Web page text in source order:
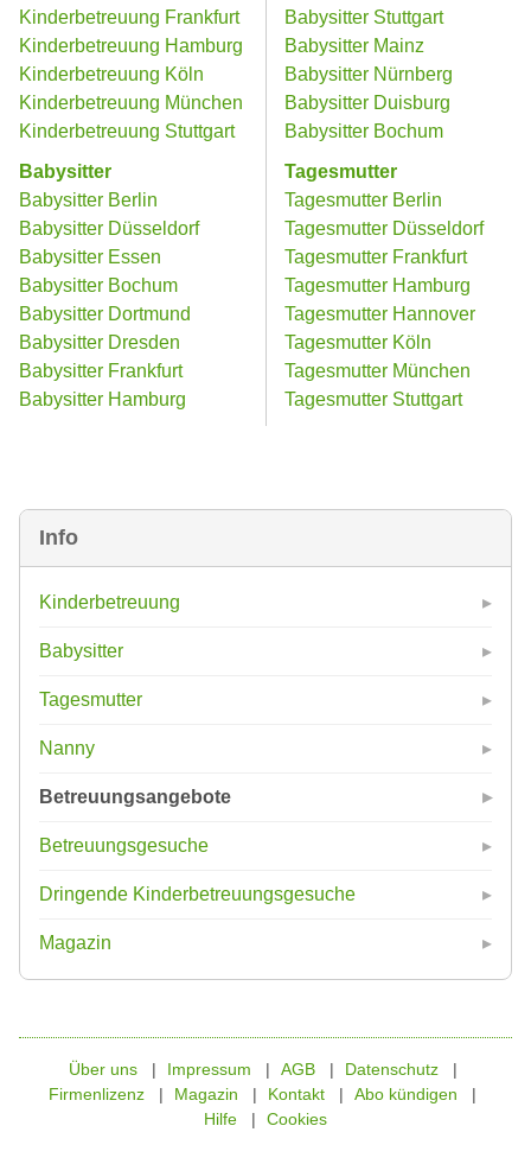
Info
Kinderbetreuung
Babysitter
Tagesmutter
Nanny
Betreuungsangebote
Betreuungsgesuche
Dringende Kinderbetreuungsgesuche
Magazin
Kinderbetreuung Frankfurt
Kinderbetreuung Hamburg
Kinderbetreuung Köln
Kinderbetreuung München
Kinderbetreuung Stuttgart
Babysitter
Babysitter Berlin
Babysitter Düsseldorf
Babysitter Essen
Babysitter Bochum
Babysitter Dortmund
Babysitter Dresden
Babysitter Frankfurt
Babysitter Hamburg
Babysitter Stuttgart
Babysitter Mainz
Babysitter Nürnberg
Babysitter Duisburg
Babysitter Bochum
Tagesmutter
Tagesmutter Berlin
Tagesmutter Düsseldorf
Tagesmutter Frankfurt
Tagesmutter Hamburg
Tagesmutter Hannover
Tagesmutter Köln
Tagesmutter München
Tagesmutter Stuttgart
Über uns Impressum AGB
Datenschutz
Firmenlizenz
Magazin Kontakt
Abo kündigen
Hilfe
Cookies